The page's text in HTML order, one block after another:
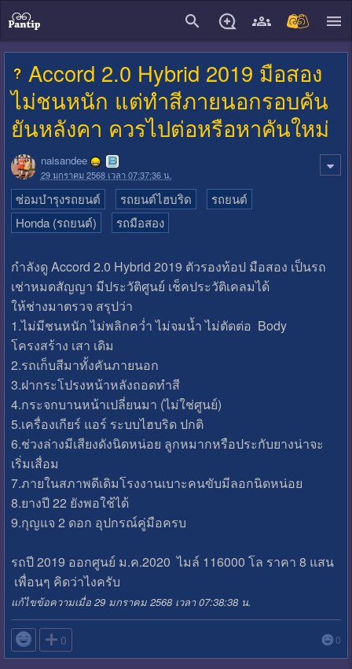
Accord 2.0 Hybrid 2019 มือสอง
ไม่ชนหนัก แต่ทำสีภายนอกรอบคัน
ยันหลังคา ควรไปต่อหรือหาคันใหม่
naisandee
29 มกราคม 2568 เวลา 07:37:36 น.
ซ่อมบำรุงรถยนต์ รถยนต์ไฮบริด
รถยนต์
Honda (รถยนต์)
รถมือสอง
กำลังดู Accord 2.0 Hybrid 2019 ตัวรองท้อป มือสอง เป็นรถ
เช่าหมดสัญญา มีประวัติศูนย์ เช็คประวัติเคลมได้
ให้ช่างมาตรวจ สรุปว่า
1.ไม่มีชนหนัก ไม่พลิกคว่ำ ไม่จมน้ำ ไม่ตัดต่อ Body
โครงสร้าง เสา เดิม
2.รถเก็บสีมาทั้งคันภายนอก
3.ฝากระโปรงหน้าหลังถอดทำสี
4.กระจกบานหน้าเปลี่ยนมา (ไม่ใช่ศูนย์)
5.เครื่องเกียร์ แอร์ ระบบไฮบริด ปกติ
6.ช่วงล่างมีเสียงดังนิดหน่อย ลูกหมากหรือประกับยางน่าจะ
เริ่มเสื่อม
7.ภายในสภาพดีเดิมโรงงานเบาะคนขับมีลอกนิดหน่อย
8.ยางปี 22 ยังพอใช้ได้
9.กุญแจ 2 ดอก อุปกรณ์คู่มือครบ
รถปี 2019 ออกศูนย์ ม.ค.2020 ไมล์ 116000 โล ราคา 8 แสน
เพื่อนๆ คิดว่าไงครับ
แก้ไขข้อความเมื่อ 29 มกราคม 2568 เวลา 07:38:38 น.
 0 0
close